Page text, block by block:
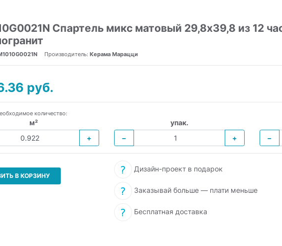
Спартель микс матовый 29,8х39,8 из 12
Производитель: Керама Марацци
руб.
количество:
м²
+
упак.
−
+
−
В КОРЗИНУ
Дизайн-проект в подарок
Заказывай больше — плати меньше
Бесплатная доставка